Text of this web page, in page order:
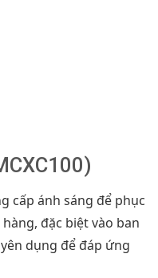
cấp ánh sáng để phục
đặc biệt vào ban
dụng để đáp ứng